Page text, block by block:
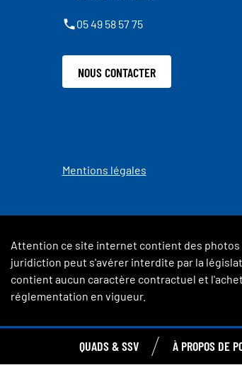
05 49 58 57 75
NOUS CONTACTER
Mentions légales
Attention ce site internet contient des photos
juridiction peut s'avérer interdite par la
contient aucun caractère contractuel et
réglementation en vigueur.
QUADS & SSV À PROPOS DE